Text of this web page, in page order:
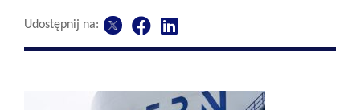
Udostępnij na: